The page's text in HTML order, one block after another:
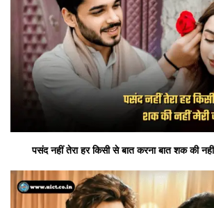
पसंद नहीं तेरा हर किसी से बात करना बात शक की